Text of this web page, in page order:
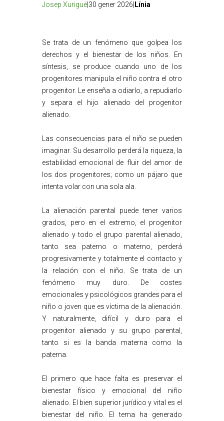
Josep Xurigué |30 gener 2026| Línia
Se trata de un fenómeno que golpea los
derechos y el bienestar de los niños. En
síntesis, se produce cuando uno de los
progenitores manipula el niño contra el otro
progenitor. Le enseña a odiarlo, a repudiarlo
y separa el hijo alienado del progenitor
alienado.
Las consecuencias para el niño se pueden
imaginar. Su desarrollo perderá la riqueza, la
estabilidad emocional de fluir del amor de
los dos progenitores; como un pájaro que
intenta volar con una sola ala.
La alienación parental puede tener varios
grados, pero en el extremo, el progenitor
alienado y todo el grupo parental alienado,
tanto sea paterno o materno, perderá
progresivamente y totalmente el contacto y
la relación con el niño. Se trata de un
fenómeno muy duro. De costes
emocionales y psicológicos grandes para el
niño o joven que es víctima de la alienación.
Y naturalmente, difícil y duro para el
progenitor alienado y su grupo parental,
tanto si es la banda materna como la
paterna.
El primero que hace falta es preservar el
bienestar físico y emocional del niño
alienado. El bien superior jurídico y vital es el
bienestar del niño. El tema ha generado